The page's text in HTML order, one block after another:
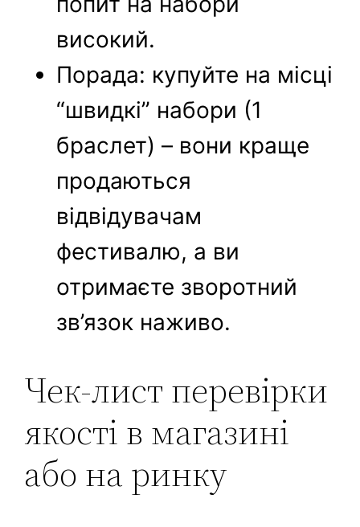
високий.
Порада: купуйте на місці
“швидкі” набори (1
браслет) – вони краще
продаються
відвідувачам
фестивалю, а ви
отримаєте зворотний
зв’язок наживо.
Чек-лист перевірки
якості в магазині
або на ринку